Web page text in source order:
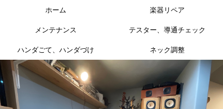
ホーム 楽器リペア
メンテナンス テスター、導通チェック
ハンダごて、ハンダづけ ネック調整